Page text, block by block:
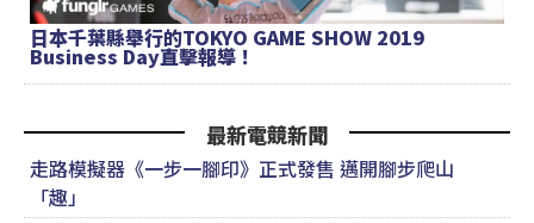
日本千葉縣舉行的TOKYO GAME SHOW 2019
Business Day直擊報導！
最新電競新聞
走路模擬器《一步一腳印》正式發售 邁開腳步爬山
「趣」